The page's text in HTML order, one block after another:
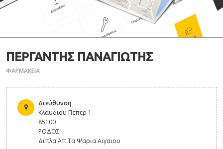
ΠΕΡΓΑΝΤΗΣ ΠΑΝΑΓΙΩΤΗΣ
ΦΑΡΜΑΚΕΙΑ
Διεύθυνση
Κλαυδιου Πεπερ 1
85100
ΡΟΔΟΣ
Διπλα Απ Τα Ψαρια Αιγαιου